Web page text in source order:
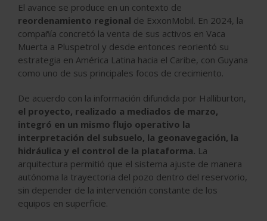
El avance se produce en un contexto de
reordenamiento regional de ExxonMobil. En 2024, la
compañía concretó la venta de sus activos en Vaca
Muerta a Pluspetrol y desde entonces reorientó su
estrategia en América Latina hacia el Caribe, con Guyana
como uno de sus principales focos de crecimiento.
De acuerdo con la información difundida por Halliburton,
el proyecto, realizado a mediados de marzo,
integró en un mismo flujo operativo la
interpretación del subsuelo, la geonavegación, la
hidráulica y el control de la plataforma. La
arquitectura permitió que el sistema ajuste de manera
autónoma la trayectoria del pozo dentro del reservorio,
sin depender de la intervención constante de los
equipos en superficie.